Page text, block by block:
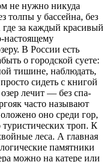
не нужно никуда
толпы у бассейна, без
где за каждый красивый
настоящему
В России есть
о городской суете:
тишине, наблюдать,
сидеть с книгой
лечит — без спа-
часто называют
оно среди гор,
троп. К
леса. А главная
памятники
можно на катере или